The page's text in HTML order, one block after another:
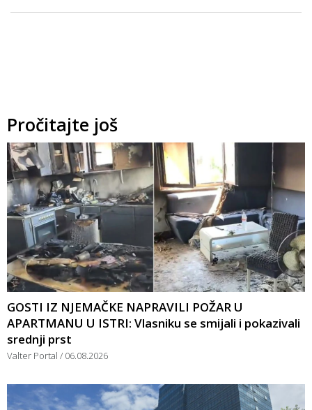
Pročitajte još
GOSTI IZ NJEMAČKE NAPRAVILI POŽAR U
APARTMANU U ISTRI: Vlasniku se smijali i pokazivali
srednji prst
Valter Portal 06.08.2026